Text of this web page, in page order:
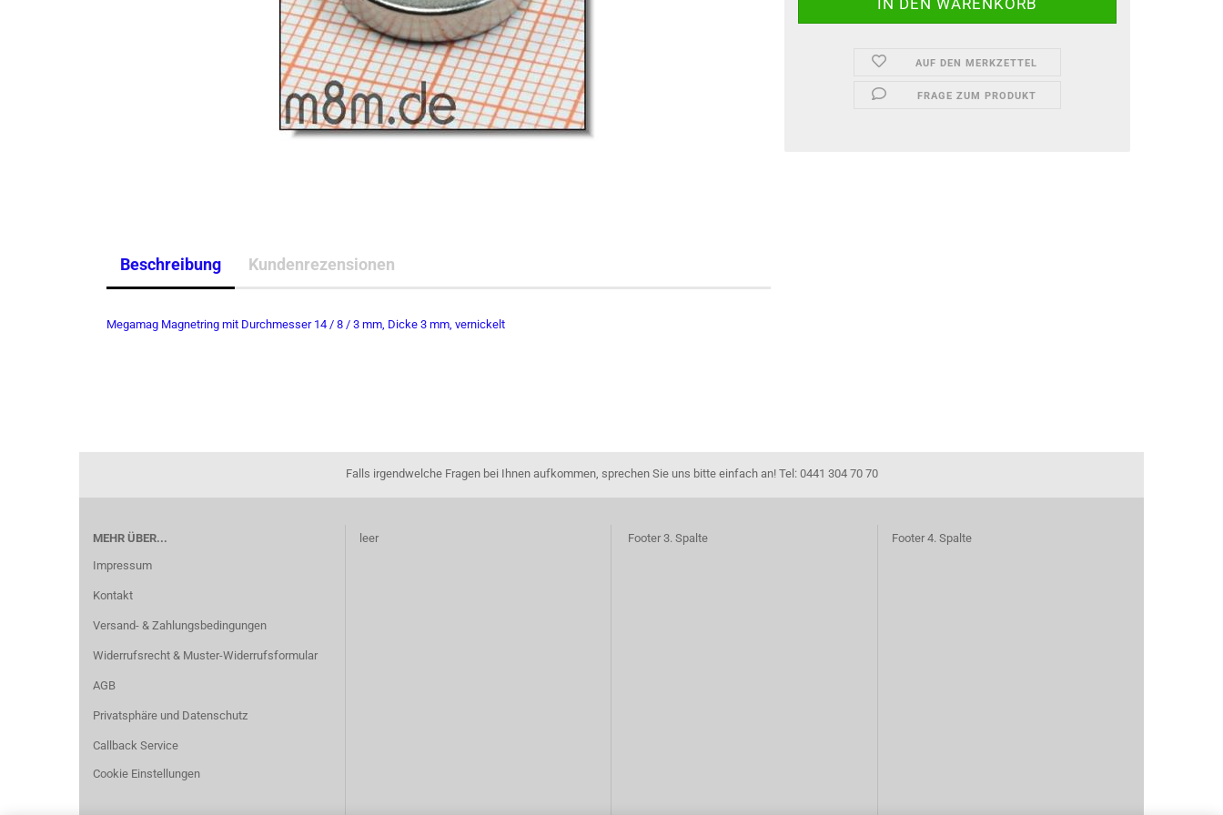
AUF DEN MERKZETTEL
FRAGE ZUM PRODUKT
Beschreibung Kundenrezensionen
Megamag Magnetring mit Durchmesser 14 / 8 / 3 mm, Dicke 3 mm, vernickelt
Falls irgendwelche Fragen bei Ihnen aufkommen, sprechen Sie uns bitte einfach an! Tel: 0441 304 70 70
MEHR ÜBER...
Impressum
Kontakt
Versand- & Zahlungsbedingungen
Widerrufsrecht & Muster-Widerrufsformular
AGB
Privatsphäre und Datenschutz
Callback Service
Cookie Einstellungen
leer Footer 3. Spalte Footer 4. Spalte